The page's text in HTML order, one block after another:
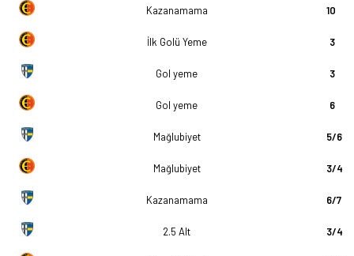
Kazanamama 10
İlk Golü Yeme 3
Gol yeme 3
Gol yeme 6
Mağlubiyet 5/6
Mağlubiyet 3/4
Kazanamama 6/7
2.5 Alt 3/4